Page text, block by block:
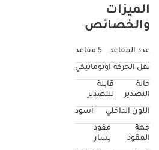
152 كم 🌍 أوروبية 🎨
اللون الخارجي: أبيض
🛡 ضمان معتمد غير
محدود المطالبات
سنوات 🛡 باقة خدمة
شاملة بلس لمدة
الميزات
والخصائص
عدد المقاعد
5 مقاعد
نقل الحركة اوتوماتيكي
حالة
التصدير
قابلة
للتصدير
اللون الداخلي
أسود
جهة
المقود
مقود
يسار